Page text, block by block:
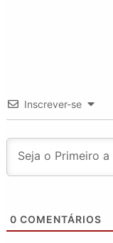
Inscrever-se
0 COMENTÁRIOS